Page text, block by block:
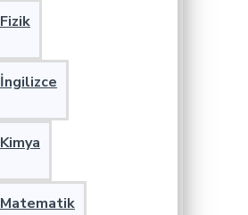
Fizik
İngilizce
Kimya
Matematik